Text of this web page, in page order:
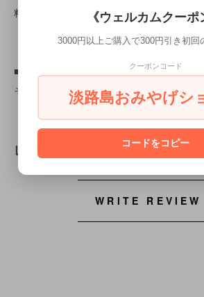
料(アミノ酸等)、(一部に小麦、大豆を含む)
■淡路島産 玉ねぎ
その時々によって品種が変わります。ご了
レビュー REVIEW
WRITE REVIEW
《ウェルカムクーポ
3000円以上ご購入で300円引き初回
クーポンコード
淡路島おみやげシ
コードをコピー